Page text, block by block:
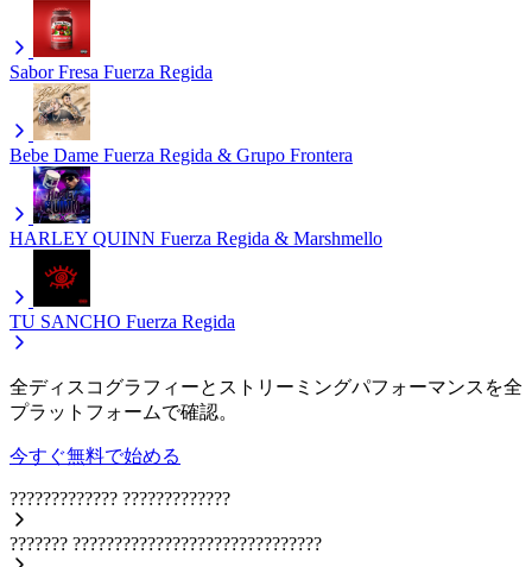
Sabor Fresa Fuerza Regida
Bebe Dame Fuerza Regida & Grupo Frontera
HARLEY QUINN Fuerza Regida & Marshmello
TU SANCHO Fuerza Regida
全ディスコグラフィーとストリーミングパフォーマンスを全
プラットフォームで確認。
今すぐ無料で始める
????????????? ?????????????
??????? ??????????????????????????????